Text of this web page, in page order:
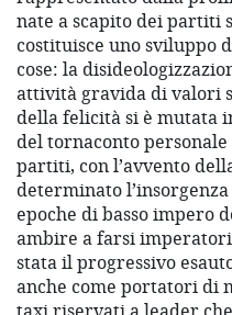
nate a scapito dei partiti
costituisce uno sviluppo
cose: la
attività gravida di valori
della felicità si è mutata
del tornaconto personale
partiti, con l’avvento
determinato
epoche di basso impero
ambire a farsi
stata il progressivo
anche come portatori di